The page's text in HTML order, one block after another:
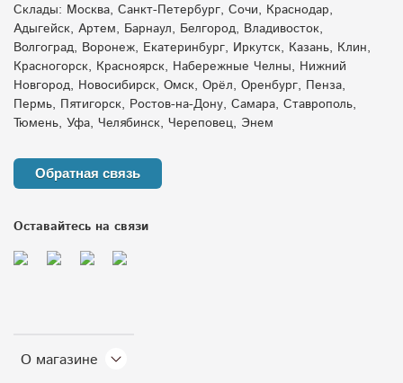
О магазине
Склады: Москва, Санкт-Петербург, Сочи, Краснодар,
Адыгейск, Артем, Барнаул, Белгород, Владивосток,
Волгоград, Воронеж, Екатеринбург, Иркутск, Казань, Клин,
Красногорск, Красноярск, Набережные Челны, Нижний
Новгород, Новосибирск, Омск, Орёл, Оренбург, Пенза,
Пермь, Пятигорск, Ростов-на-Дону, Самара, Ставрополь,
Тюмень, Уфа, Челябинск, Череповец, Энем
Обратная связь
Оставайтесь на связи